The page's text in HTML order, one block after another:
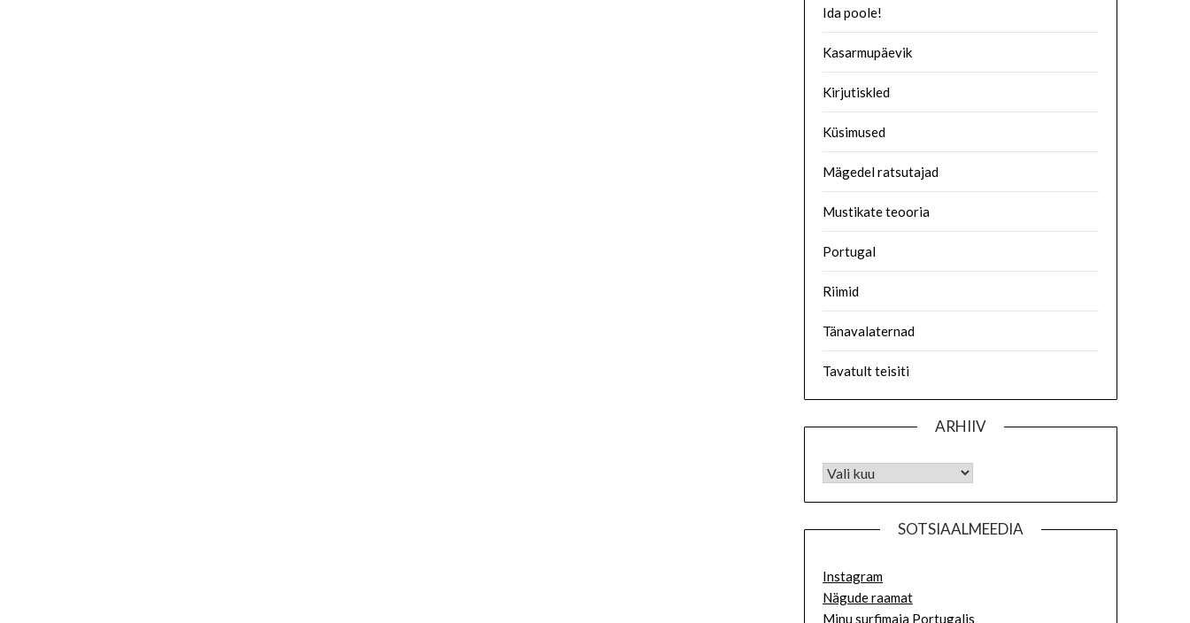
Ida poole!
Kasarmupäevik
Kirjutiskled
Küsimused
Mägedel ratsutajad
Mustikate teooria
Portugal
Riimid
Tänavalaternad
Tavatult teisiti
ARHIIV
SOTSIAALMEEDIA
Instagram
Nägude raamat
Minu surfimaja Portugalis